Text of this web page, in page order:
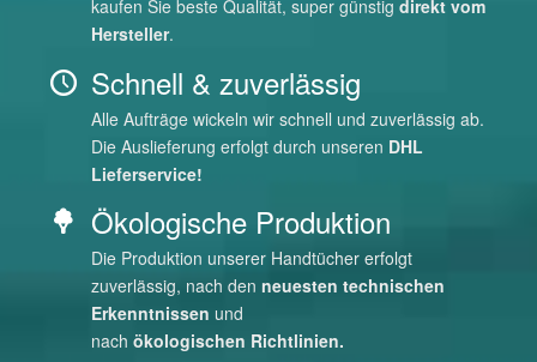
Ökologische Produktion
Die Produktion unserer Handtücher erfolgt
zuverlässig, nach den neuesten technischen
Erkenntnissenund
nachökologischen Richtlinien.
Umsetzung Ihrer Wünsche
Wir fertigenjede gewünschte Qualität und Größe
mit Sondereinfärbung ab bestimmten
Mindestmengen
Individuelle Gestaltung